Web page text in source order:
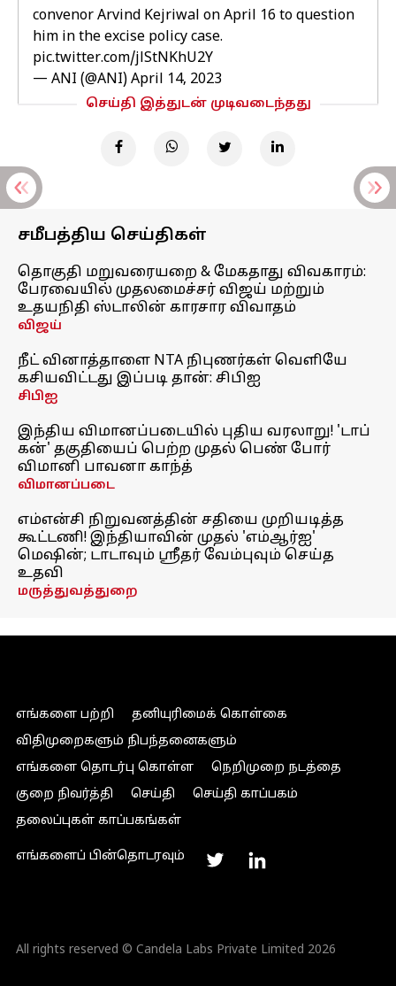
convenor Arvind Kejriwal on April 16 to question
him in the excise policy case.
pic.twitter.com/jlStNKhU2Y
— ANI (@ANI) April 14, 2023
செய்தி இத்துடன் முடிவடைந்தது
சமீபத்திய செய்திகள்
தொகுதி மறுவரையறை & மேகதாது விவகாரம்:
பேரவையில் முதலமைச்சர் விஜய் மற்றும்
உதயநிதி ஸ்டாலின் காரசார விவாதம்
விஜய்
நீட் வினாத்தாளை NTA நிபுணர்கள் வெளியே
கசியவிட்டது இப்படி தான்: சிபிஐ
சிபிஐ
இந்திய விமானப்படையில் புதிய வரலாறு! 'டாப்
கன்' தகுதியைப் பெற்ற முதல் பெண் போர்
விமானி பாவனா காந்த்
விமானப்படை
எம்என்சி நிறுவனத்தின் சதியை முறியடித்த
கூட்டணி! இந்தியாவின் முதல் 'எம்ஆர்ஐ'
மெஷின்; டாடாவும் ஸ்ரீதர் வேம்புவும் செய்த
உதவி
மருத்துவத்துறை
எங்களை பற்றி
தனியுரிமைக் கொள்கை
விதிமுறைகளும் நிபந்தனைகளும்
எங்களை தொடர்பு கொள்ள
நெறிமுறை நடத்தை
குறை நிவர்த்தி
செய்தி
செய்தி காப்பகம்
தலைப்புகள் காப்பகங்கள்
எங்களைப் பின்தொடரவும்
All rights reserved © Candela Labs Private Limited 2026